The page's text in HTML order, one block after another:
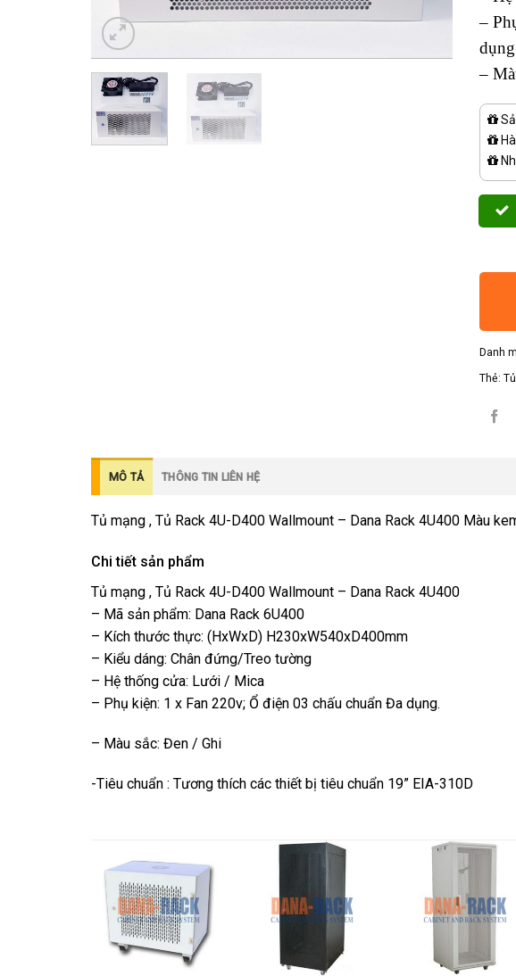
–
–
Danh
Thẻ:
MÔ TẢ THÔNG TIN LIÊN HỆ
Tủ mạng , Tủ Rack 4U-D400 Wallmount – Dana Rack 4U400 Màu
Chi tiết sản phẩm
Tủ mạng , Tủ Rack 4U-D400 Wallmount – Dana Rack 4U400
– Mã sản phẩm: Dana Rack 6U400
– Kích thước thực: (HxWxD) H230xW540xD400mm
– Kiểu dáng: Chân đứng/Treo tường
– Hệ thống cửa: Lưới / Mica
– Phụ kiện: 1 x Fan 220v; Ổ điện 03 chấu chuẩn Đa dụng.
– Màu sắc: Đen / Ghi
-Tiêu chuẩn : Tương thích các thiết bị tiêu chuẩn 19” EIA-310D
Add to
wishlist
Add to
Add to